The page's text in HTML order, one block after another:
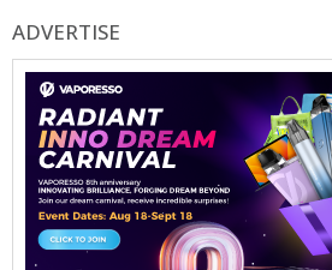
ADVERTISE